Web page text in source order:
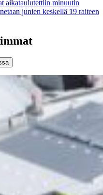
aikataulutettiin minuutin
junien keskellä 19 raiteen